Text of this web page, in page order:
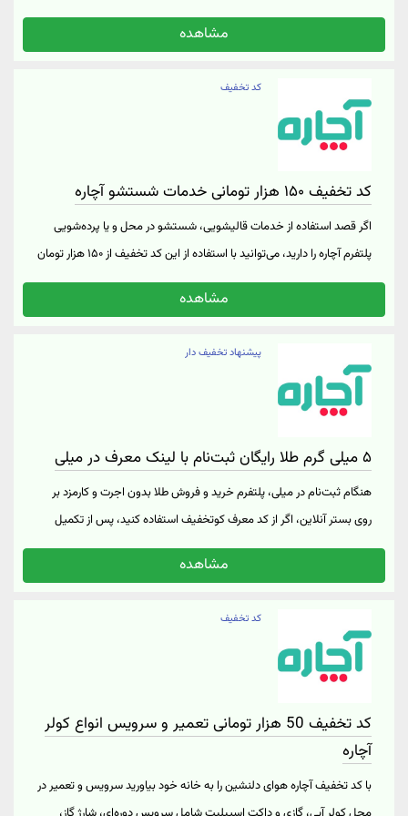
کولر و… از ۱۰۰ هزار تومان تخفیف برای خدمات مورد نظر خود بهره‌مند شوید.
جهت ثبت سفارش پس از ورود به آچاره، وارد دسته‌بندی سرمایش و
مشاهده
کد تخفیف
کد تخفیف ۱۵۰ هزار تومانی خدمات شستشو آچاره
اگر قصد استفاده از خدمات قالیشویی، شستشو در محل و یا پرده‌شویی
پلتفرم آچاره را دارید، می‌توانید با استفاده از این کد تخفیف از ۱۵۰ هزار تومان
تخفیف بهره‌مند شوید. برای مشاهده خدمات شستشو از دسته‌بندی
خدمات ابتدا “تمیزکاری” و سپس “شستشو” را انتخاب کنید. لازم به ذکر
مشاهده
پیشنهاد تخفیف دار
۵ میلی گرم طلا رایگان ثبت‌نام با لینک معرف در میلی
هنگام ثبت‌نام در میلی، پلتفرم خرید و فروش طلا بدون اجرت و کارمزد بر
روی بستر آنلاین، اگر از کد معرف کوتخفیف استفاده کنید، پس از تکمیل
مراحل ثبت‌نام، ۵ میلی گرم طلا هدیه خواهید گرفت. همچنین پس از
انجام ثبت‌نام و دریافت هدیه شما نیز می‌توانید با استفاده از کد معرف خود،
۵ میلی گرم طلا دریافت کنید. جهت ثبت‌نام از طریق لینک یا کد معرف
کوتخفیف در وب‌سایت میلی بر روی “پیشنهاد تخفیف دار” کلیک نمایید.
مشاهده
کد تخفیف
کد تخفیف 50 هزار تومانی تعمیر و سرویس انواع کولر
آچاره
با کد تخفیف آچاره هوای دلنشین را به خانه خود بیاورید سرویس و تعمیر در